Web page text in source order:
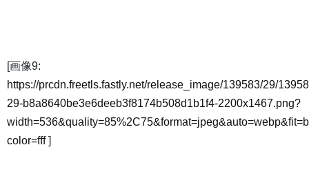
[画像9:
https://prcdn.freetls.fastly.net/release_image/139583/29/
29-b8a8640be3e6deeb3f8174b508d1b1f4-2200x1467.png?
color=fff]